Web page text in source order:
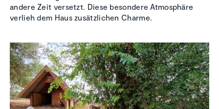
andere Zeit versetzt. Diese besondere Atmosphäre
verlieh dem Haus zusätzlichen Charme.